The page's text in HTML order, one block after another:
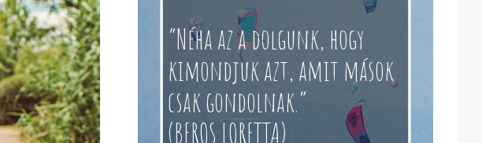
“Néha az a dolgunk, hogy
kimondjuk azt, amit mások
csak gondolnak.”
(BEROS LORETTA)